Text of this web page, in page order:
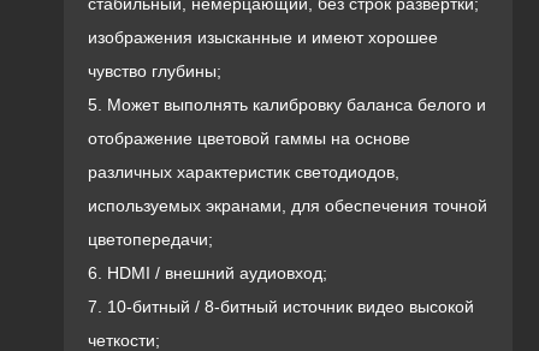
изображения изысканные и имеют хорошее
чувство глубины;
5. Может выполнять калибровку баланса белого и
отображение цветовой гаммы на основе
различных характеристик светодиодов,
используемых экранами, для обеспечения точной
цветопередачи;
6. HDMI / внешний аудиовход;
7. 10-битный / 8-битный источник видео высокой
четкости;